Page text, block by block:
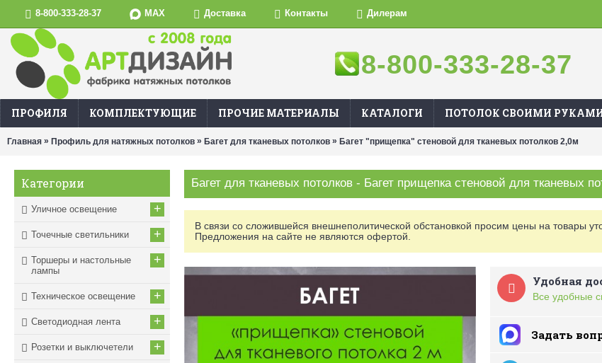
8-800-333-28-37 MAX Доставка Контакты Дилерам
8-800-333-28-37
ПРОФИЛЯ КОМПЛЕКТУЮЩИЕ ПРОЧИЕ МАТЕРИАЛЫ КАТАЛОГИ ПОТОЛОК СВОИМИ
Главная » Профиль для натяжных потолков » Багет для тканевых потолков » Багет "прищепка" стеновой для тканевых потолков 2,0м
Категории
Уличное освещение +
Точечные светильники +
Торшеры и настольные
лампы
+
Техническое освещение +
Светодиодная лента +
Розетки и выключетели +
Багет для тканевых потолков - Багет прищепка стеновой для тканевых
В связи со сложившейся внешнеполитической обстановкой просим цены на товары
Предложения на сайте не являются офертой.
Удобная
Все удобные
Задать